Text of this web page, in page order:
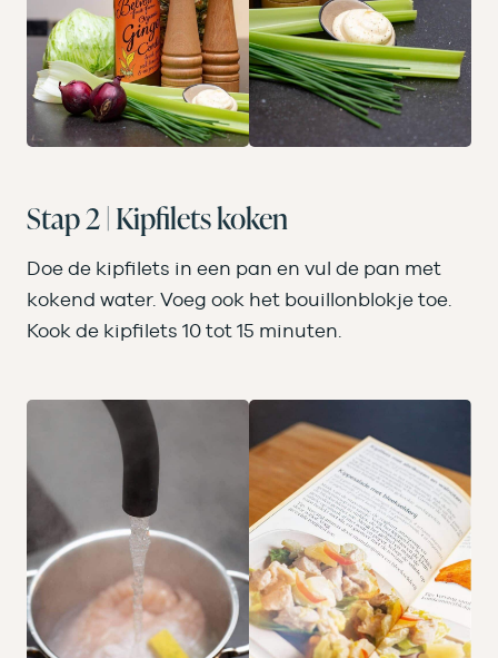
Stap 2 | Kipfilets koken
Doe de kipfilets in een pan en vul de pan met
kokend water. Voeg ook het bouillonblokje toe.
Kook de kipfilets 10 tot 15 minuten.